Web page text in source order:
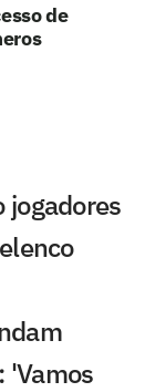
de
jogadores
'Vamos